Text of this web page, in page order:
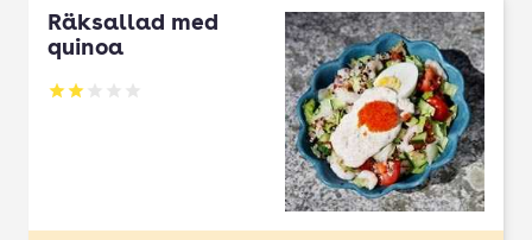
Räksallad med
quinoa
Betyg: 2 av 5